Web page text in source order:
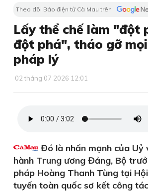
Theo dõi Báo điện tử Cà Mau trên
Lấy thể chế làm "đột
đột phá", tháo gỡ
pháp lý
02 tháng 07 2026 12:01
Đó là nhấn mạnh của Uỷ
hành Trung ương Đảng, Bộ
pháp Hoàng Thanh Tùng tại
tuyến toàn quốc sơ kết công